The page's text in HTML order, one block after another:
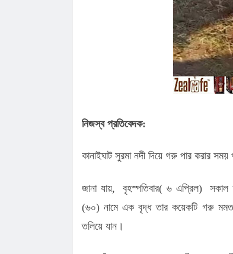
পাটোয়ারীরা, জানালেন কৃতজ্ঞতা
কানাইঘাটে শান্তিপূর্ণভাবে
কানাইঘাটে এনসিপির মঞ্চ
নি'রা'প'ত্তা'য় পদযাত্রা আজ
কানাইঘাটের নতুন ইউএনও’র
চাইলেন সবার সহযোগিতা
লোভাছড়ার জব্দকৃত পাথর
গ্রে'ফ'তার ২
রাত পোহালেই কানাইঘাটে
বৈধপথে অর্থ পাঠানোর আহ্বান
নিজস্ব প্রতিবেদক:
কানাইঘাট সুরমা নদী দিয়ে গরু পার করার
জানা যায়, বৃহস্পতিবার( ৬ এপ্রিল) সকাল
(৬০) নামে এক বৃদ্ধ তার কয়েকটি গরু
তলিয়ে যান।